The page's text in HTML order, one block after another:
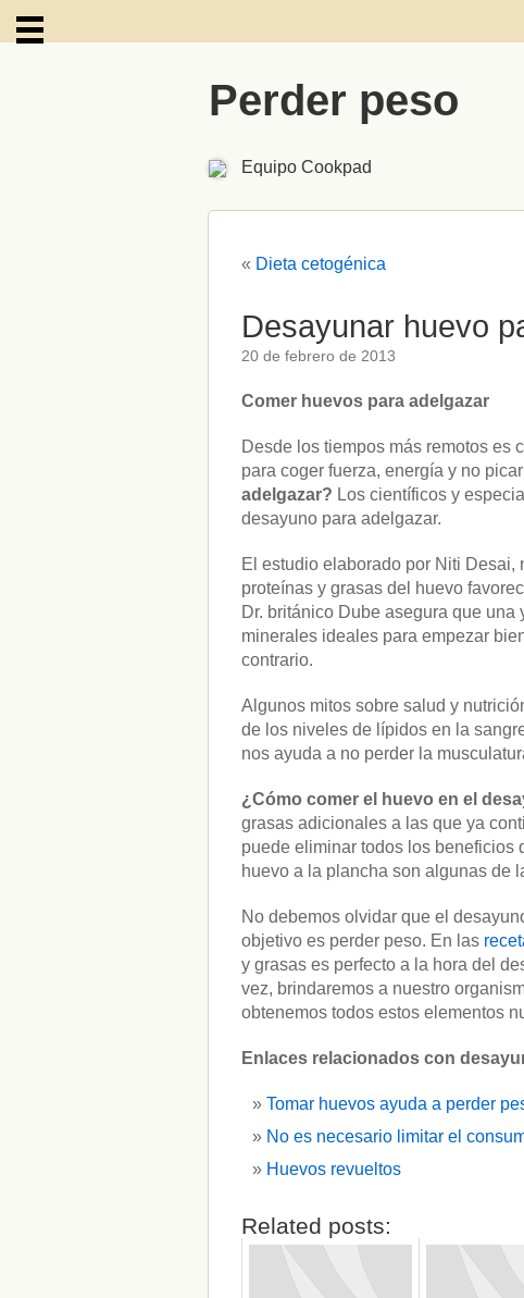
Perder peso
Equipo Cookpad
« Dieta cetogénica
Desayunar huevo
20 de febrero de 2013
Comer huevos para adelgazar
Desde los tiempos más remotos es
para coger fuerza, energía y no
adelgazar? Los científicos y
desayuno para adelgazar.
El estudio elaborado por Niti
proteínas y grasas del huevo
Dr. británico Dube asegura que
minerales ideales para empezar
contrario.
Algunos mitos sobre salud y
de los niveles de lípidos en la
nos ayuda a no perder la
¿Cómo comer el huevo en el
grasas adicionales a las que ya
puede eliminar todos los beneficios
huevo a la plancha son algunas de
No debemos olvidar que el
objetivo es perder peso. En las
y grasas es perfecto a la hora del
vez, brindaremos a nuestro
obtenemos todos estos elementos
Enlaces relacionados con
Tomar huevos ayuda a perder
No es necesario limitar el
Huevos revueltos
Related posts: